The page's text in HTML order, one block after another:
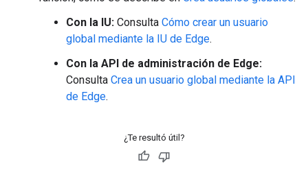
Con la IU: Consulta Cómo crear un usuario
global mediante la IU de Edge.
Con la API de administración de Edge:
Consulta Crea un usuario global mediante la API
de Edge.
¿Te resultó útil?